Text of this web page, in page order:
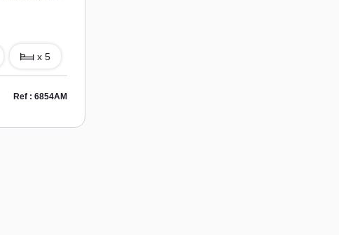
x 5
Ref : 6854AM